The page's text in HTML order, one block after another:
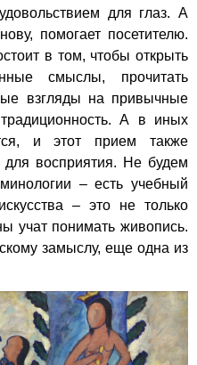
для глаз. А
помогает посетителю.
в том, чтобы открыть
смыслы, прочитать
взгляды на привычные
А в иных
и этот прием также
для восприятия. Не будем
– есть учебный
– это не только
учат понимать живопись.
замыслу, еще одна из